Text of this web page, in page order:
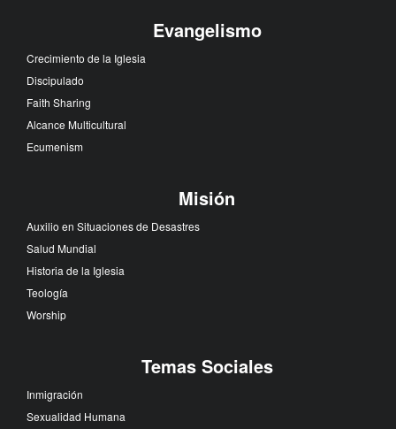
Evangelismo
Crecimiento de la Iglesia
Discipulado
Faith Sharing
Alcance Multicultural
Ecumenism
Misión
Auxilio en Situaciones de Desastres
Salud Mundial
Historia de la Iglesia
Teología
Worship
Temas Sociales
Inmigración
Sexualidad Humana